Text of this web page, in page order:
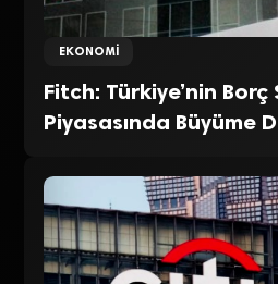
EKONOMI
Fitch: Türkiye’nin Borç
Piyasasında Büyüme